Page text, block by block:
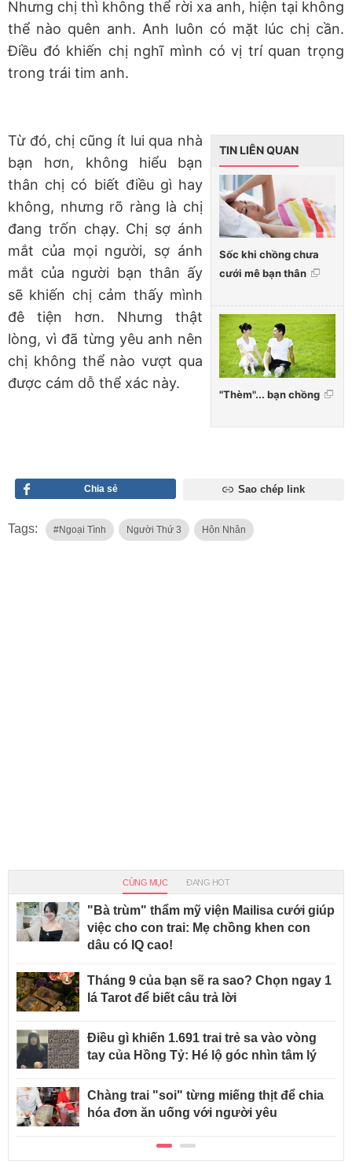
Nhưng chị thì không thể rời xa anh, hiện tại không
thể nào quên anh. Anh luôn có mặt lúc chị cần.
Điều đó khiến chị nghĩ mình có vị trí quan trọng
trong trái tim anh.
TIN LIÊN QUAN
Sốc khi chồng chưa
cưới mê bạn thân
"Thèm"... bạn chồng
Từ đó, chị cũng ít lui qua nhà
bạn hơn, không hiểu bạn
thân chị có biết điều gì hay
không, nhưng rõ ràng là chị
đang trốn chạy. Chị sợ ánh
mắt của mọi người, sợ ánh
mắt của người bạn thân ấy
sẽ khiến chị cảm thấy mình
đê tiện hơn. Nhưng thật
lòng, vì đã từng yêu anh nên
chị không thể nào vượt qua
được cám dỗ thể xác này.
Chia sẻ Sao chép link
Tags: #ngoại Tình Người Thứ 3 Hôn Nhân
CÙNG MỤC ĐANG HOT
"Bà trùm" thẩm mỹ viện Mailisa cưới giúp
việc cho con trai: Mẹ chồng khen con
dâu có IQ cao!
Tháng 9 của bạn sẽ ra sao? Chọn ngay 1
lá Tarot để biết câu trả lời
Điều gì khiến 1.691 trai trẻ sa vào vòng
tay của Hồng Tỷ: Hé lộ góc nhìn tâm lý
Chàng trai "soi" từng miếng thịt để chia
hóa đơn ăn uống với người yêu